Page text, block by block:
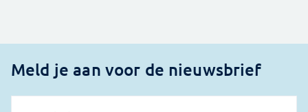
Meld je aan voor de nieuwsbrief